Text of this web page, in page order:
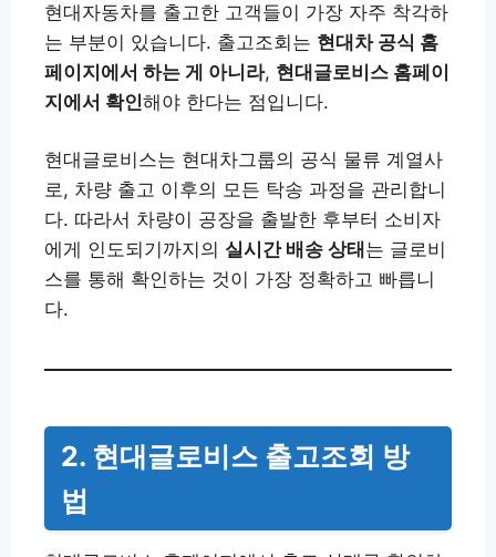
현대자동차를 출고한 고객들이 가장 자주 착각하
는 부분이 있습니다. 출고조회는 현대차 공식 홈
페이지에서 하는 게 아니라, 현대글로비스 홈페이
지에서 확인해야 한다는 점입니다.
현대글로비스는 현대차그룹의 공식 물류 계열사
로, 차량 출고 이후의 모든 탁송 과정을 관리합니
다. 따라서 차량이 공장을 출발한 후부터 소비자
에게 인도되기까지의 실시간 배송 상태 는 글로비
스를 통해 확인하는 것이 가장 정확하고 빠릅니
다.
2. 현대글로비스 출고조회 방
법